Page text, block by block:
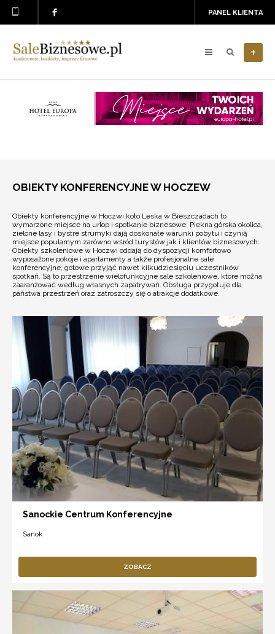
PANEL KLIENTA
+
OBIEKTY KONFERENCYJNE W HOCZEW
Obiekty konferencyjne w Hoczwi koło Leska w Bieszczadach to
wymarzone miejsce na urlop i spotkanie biznesowe. Piękna górska okolica,
zielone lasy i bystre strumyki dają doskonałe warunki pobytu i czynią
miejsce popularnym zarówno wśród turystów jak i klientów biznesowych.
Obiekty szkoleniowe w Hoczwi oddają do dyspozycji komfortowo
wyposażone pokoje i apartamenty a także profesjonalne sale
konferencyjne, gotowe przyjąć nawet kilkudziesięciu uczestników
spotkań. Są to przestrzenie wielofunkcyjne sale szkoleniowe, które można
zaaranżować według własnych zapatrywań. Obsługa przygotuje dla
państwa przestrzeń oraz zatroszczy się o atrakcje dodatkowe.
Sanockie Centrum Konferencyjne
Sanok
ZOBACZ